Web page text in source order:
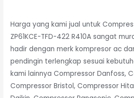
Harga yang kami jual untuk
ZP61KCE-TFD-422 R410A sangat
hadir dengan merk kompresor ac
pendingin terlengkap sesuai
kami lainnya Compressor Danfoss,
Compressor Bristol, Compressor